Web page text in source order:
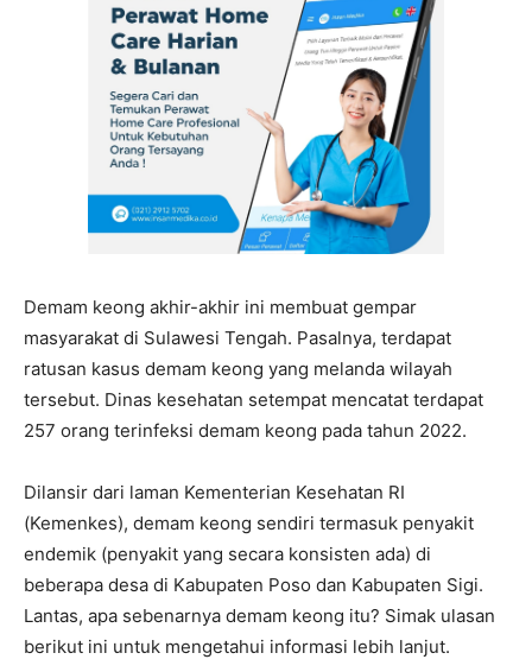
Demam keong akhir-akhir ini membuat gempar
masyarakat di Sulawesi Tengah. Pasalnya, terdapat
ratusan kasus demam keong yang melanda wilayah
tersebut. Dinas kesehatan setempat mencatat terdapat
257 orang terinfeksi demam keong pada tahun 2022.
Dilansir dari laman Kementerian Kesehatan RI
(Kemenkes), demam keong sendiri termasuk penyakit
endemik (penyakit yang secara konsisten ada) di
beberapa desa di Kabupaten Poso dan Kabupaten Sigi.
Lantas, apa sebenarnya demam keong itu? Simak ulasan
berikut ini untuk mengetahui informasi lebih lanjut.